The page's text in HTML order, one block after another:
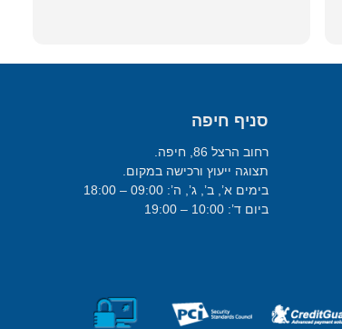
סניף חיפה
רחוב הרצל 86, חיפה.
תצוגה ייעוץ ורכישה במקום.
בימים א’, ב’, ג’, ה’: 09:00 – 18:00
ביום ד’: 10:00 – 19:00